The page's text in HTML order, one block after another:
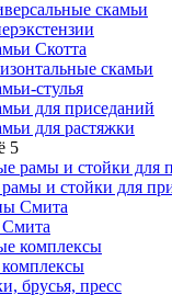
скамьи
Скотта
скамьи
стулья
для приседаний
для растяжки
5
и стойки для